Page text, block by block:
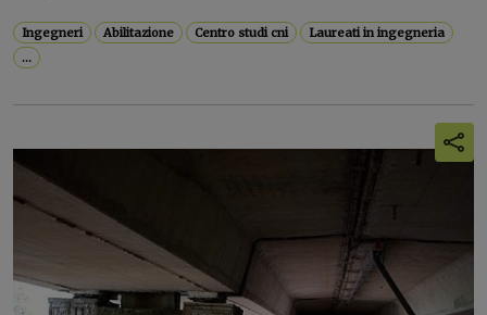
Ingegneri Abilitazione Centro studi cni
Laureati in ingegneria
...